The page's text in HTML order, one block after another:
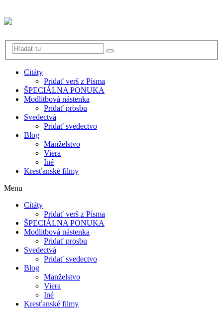
Citáty
Pridať verš z Písma
ŠPECIÁLNA PONUKA
Modlitbová nástenka
Pridať prosbu
Svedectvá
Pridať svedectvo
Blog
Manželstvo
Viera
Iné
Kresťanské filmy
Menu
Citáty
Pridať verš z Písma
ŠPECIÁLNA PONUKA
Modlitbová nástenka
Pridať prosbu
Svedectvá
Pridať svedectvo
Blog
Manželstvo
Viera
Iné
Kresťanské filmy